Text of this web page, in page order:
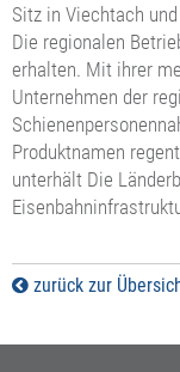
Sitz in Viechtach
Die regionalen
erhalten. Mit ihrer
Unternehmen der
Produktnamen
unterhält Die
zurück zur